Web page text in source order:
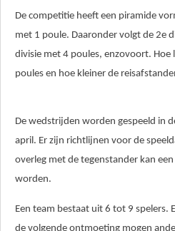
De competitie heeft een piramide
met 1 poule. Daaronder volgt de 2e
divisie met 4 poules, enzovoort. Hoe
poules en hoe kleiner de
De wedstrijden worden gespeeld in
april. Er zijn richtlijnen voor de
overleg met de tegenstander kan
worden.
Een team bestaat uit 6 tot 9 spelers.
de volgende ontmoeting mogen